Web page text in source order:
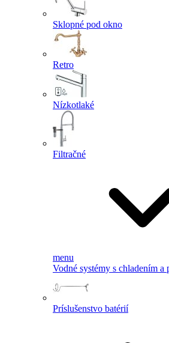
Sklopné pod okno
Retro
Nízkotlaké
Filtračné
menu
Vodné systémy s chladením a
Príslušenstvo batérií